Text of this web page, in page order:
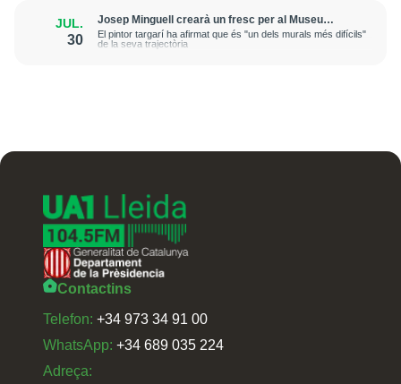
JUL.
30
Josep Minguell crearà un fresc per al Museu
Benozzo Gozzoli a la Toscana
El pintor targarí ha afirmat que és "un dels murals més difícils"
de la seva trajectòria
Contactins
Telefon: +34 973 34 91 00
WhatsApp: +34 689 035 224
Adreça: